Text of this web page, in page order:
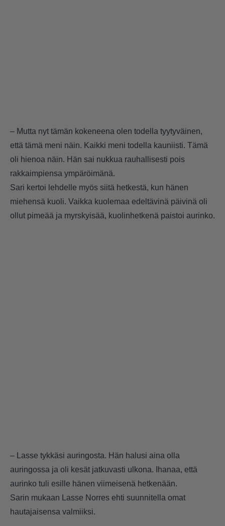
– Mutta nyt tämän kokeneena olen todella tyytyväinen,
että tämä meni näin. Kaikki meni todella kauniisti. Tämä
oli hienoa näin. Hän sai nukkua rauhallisesti pois
rakkaimpiensa ympäröimänä.
Sari kertoi lehdelle myös siitä hetkestä, kun hänen
miehensä kuoli. Vaikka kuolemaa edeltävinä päivinä oli
ollut pimeää ja myrskyisää, kuolinhetkenä paistoi aurinko.
– Lasse tykkäsi auringosta. Hän halusi aina olla
auringossa ja oli kesät jatkuvasti ulkona. Ihanaa, että
aurinko tuli esille hänen viimeisenä hetkenään.
Sarin mukaan Lasse Norres ehti suunnitella omat
hautajaisensa valmiiksi.